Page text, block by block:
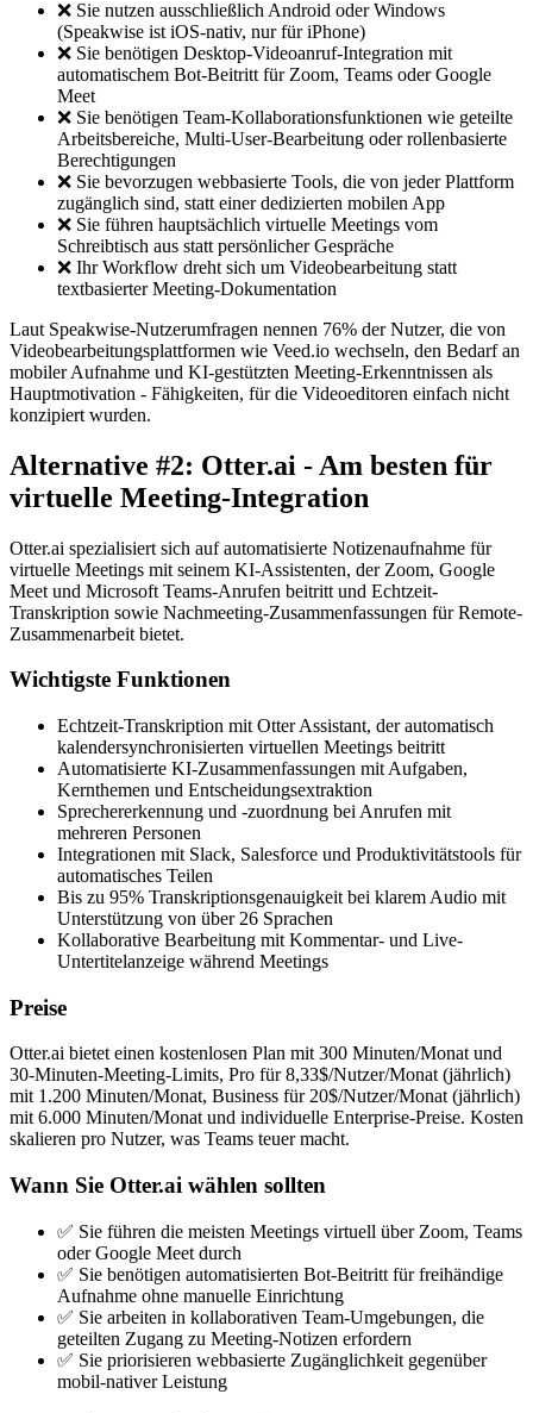
❌ Sie nutzen ausschließlich Android oder Windows
(Speakwise ist iOS-nativ, nur für iPhone)
❌ Sie benötigen Desktop-Videoanruf-Integration mit
automatischem Bot-Beitritt für Zoom, Teams oder Google
Meet
❌ Sie benötigen Team-Kollaborationsfunktionen wie geteilte
Arbeitsbereiche, Multi-User-Bearbeitung oder rollenbasierte
Berechtigungen
❌ Sie bevorzugen webbasierte Tools, die von jeder Plattform
zugänglich sind, statt einer dedizierten mobilen App
❌ Sie führen hauptsächlich virtuelle Meetings vom
Schreibtisch aus statt persönlicher Gespräche
❌ Ihr Workflow dreht sich um Videobearbeitung statt
textbasierter Meeting-Dokumentation
Laut Speakwise-Nutzerumfragen nennen 76% der Nutzer, die von
Videobearbeitungsplattformen wie Veed.io wechseln, den Bedarf an
mobiler Aufnahme und KI-gestützten Meeting-Erkenntnissen als
Hauptmotivation - Fähigkeiten, für die Videoeditoren einfach nicht
konzipiert wurden.
Alternative #2: Otter.ai - Am besten für
virtuelle Meeting-Integration
Otter.ai spezialisiert sich auf automatisierte Notizenaufnahme für
virtuelle Meetings mit seinem KI-Assistenten, der Zoom, Google
Meet und Microsoft Teams-Anrufen beitritt und Echtzeit-
Transkription sowie Nachmeeting-Zusammenfassungen für Remote-
Zusammenarbeit bietet.
Wichtigste Funktionen
Echtzeit-Transkription mit Otter Assistant, der automatisch
kalendersynchronisierten virtuellen Meetings beitritt
Automatisierte KI-Zusammenfassungen mit Aufgaben,
Kernthemen und Entscheidungsextraktion
Sprechererkennung und -zuordnung bei Anrufen mit
mehreren Personen
Integrationen mit Slack, Salesforce und Produktivitätstools für
automatisches Teilen
Bis zu 95% Transkriptionsgenauigkeit bei klarem Audio mit
Unterstützung von über 26 Sprachen
Kollaborative Bearbeitung mit Kommentar- und Live-
Untertitelanzeige während Meetings
Preise
Otter.ai bietet einen kostenlosen Plan mit 300 Minuten/Monat und
30-Minuten-Meeting-Limits, Pro für 8,33$/Nutzer/Monat (jährlich)
mit 1.200 Minuten/Monat, Business für 20$/Nutzer/Monat (jährlich)
mit 6.000 Minuten/Monat und individuelle Enterprise-Preise. Kosten
skalieren pro Nutzer, was Teams teuer macht.
Wann Sie Otter.ai wählen sollten
✅ Sie führen die meisten Meetings virtuell über Zoom, Teams
oder Google Meet durch
✅ Sie benötigen automatisierten Bot-Beitritt für freihändige
Aufnahme ohne manuelle Einrichtung
✅ Sie arbeiten in kollaborativen Team-Umgebungen, die
geteilten Zugang zu Meeting-Notizen erfordern
✅ Sie priorisieren webbasierte Zugänglichkeit gegenüber
mobil-nativer Leistung